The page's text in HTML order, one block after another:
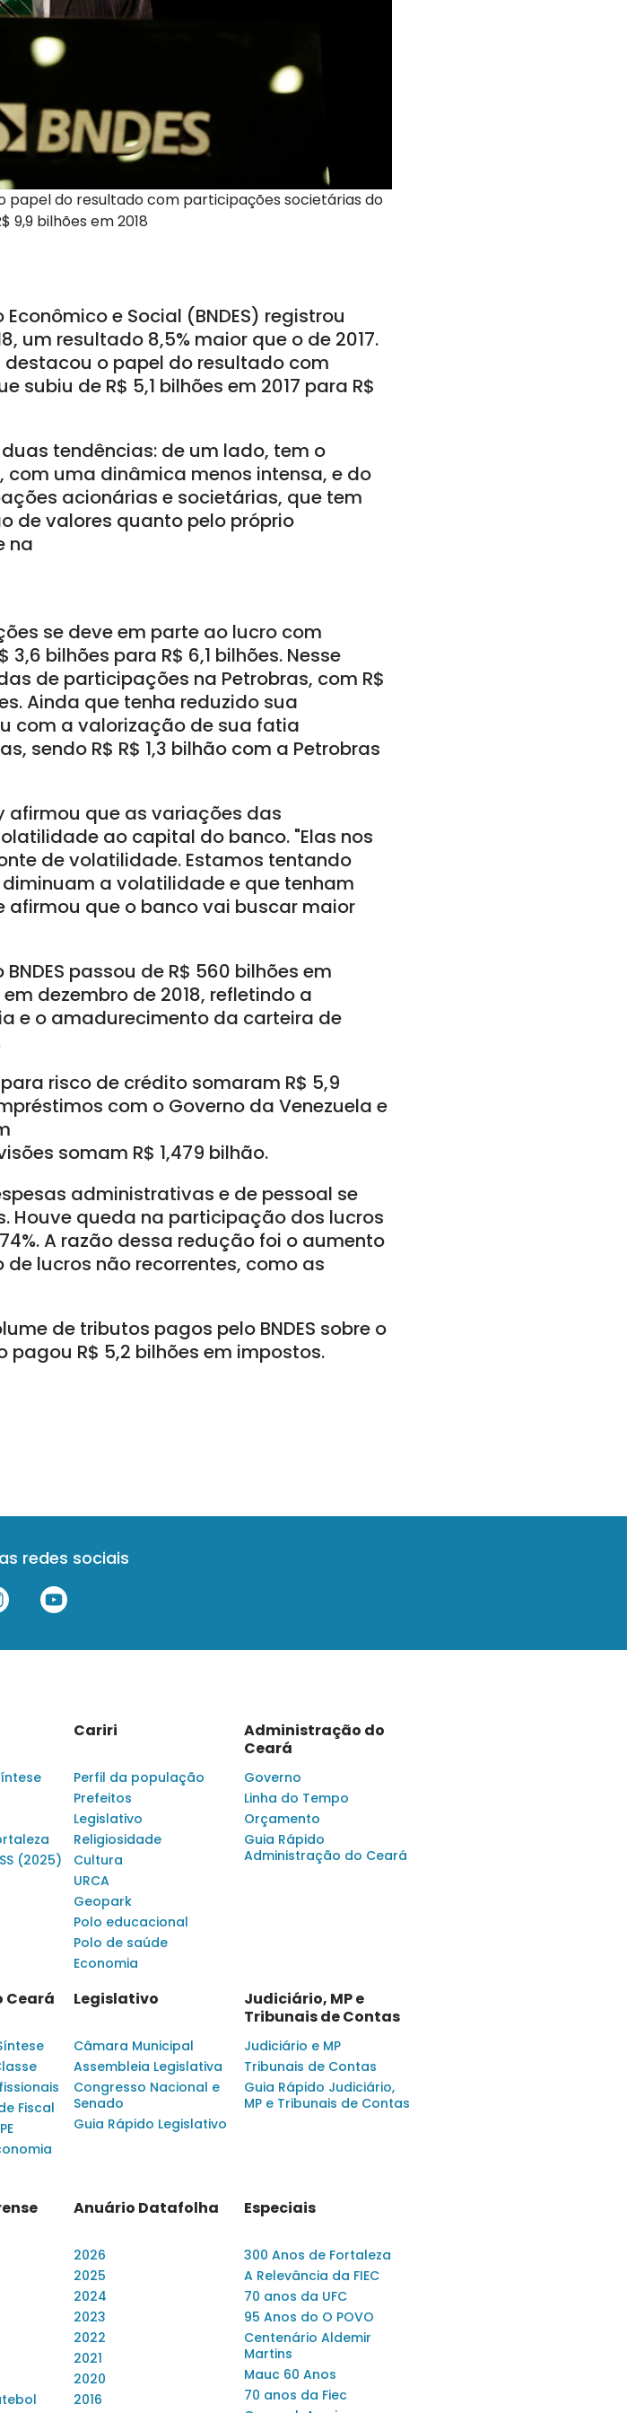
papel do resultado com participações societárias do
9,9 bilhões em 2018
e Social (BNDES) registrou
um resultado 8,5% maior que o de 2017.
o papel do resultado com
subiu de R$ 5,1 bilhões em 2017 para R$
tendências: de um lado, tem o
uma dinâmica menos intensa, e do
acionárias e societárias, que tem
de valores quanto pelo próprio
na
se deve em parte ao lucro com
bilhões para R$ 6,1 bilhões. Nesse
de participações na Petrobras, com R$
Ainda que tenha reduzido sua
com a valorização de sua fatia
sendo R$ R$ 1,3 bilhão com a Petrobras
afirmou que as variações das
ao capital do banco. "Elas nos
de volatilidade. Estamos tentando
diminuam a volatilidade e que tenham
afirmou que o banco vai buscar maior
passou de R$ 560 bilhões em
dezembro de 2018, refletindo a
e o amadurecimento da carteira de
risco de crédito somaram R$ 5,9
com o Governo da Venezuela e
somam R$ 1,479 bilhão.
administrativas e de pessoal se
Houve queda na participação dos lucros
A razão dessa redução foi o aumento
lucros não recorrentes, como as
de tributos pagos pelo BNDES sobre o
R$ 5,2 bilhões em impostos.
redes sociais
(2025)
Cariri
Perfil da população
Prefeitos
Legislativo
Religiosidade
Cultura
URCA
Geopark
Polo educacional
Polo de saúde
Economia
Administração do
Ceará
Governo
Linha do Tempo
Orçamento
Guia Rápido
Administração do Ceará
Ceará
Fiscal
Legislativo
Câmara Municipal
Assembleia Legislativa
Congresso Nacional e
Senado
Guia Rápido Legislativo
Judiciário, MP e
Tribunais de Contas
Judiciário e MP
Tribunais de Contas
Guia Rápido Judiciário,
MP e Tribunais de Contas
Anuário Datafolha
2026
2025
2024
2023
2022
2021
2020
2016
Especiais
300 Anos de Fortaleza
A Relevância da FIEC
70 anos da UFC
95 Anos do O POVO
Centenário Aldemir
Martins
Mauc 60 Anos
70 anos da Fiec